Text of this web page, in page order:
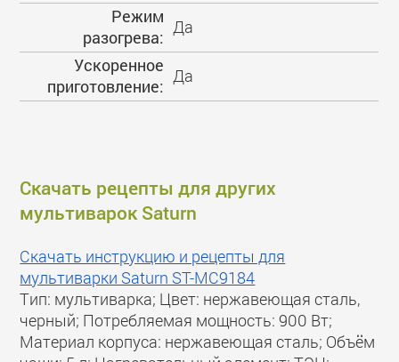
Режим
разогрева:
Да
Ускоренное
приготовление:
Да
Скачать рецепты для других
мультиварок Saturn
Скачать инструкцию и рецепты для
мультиварки Saturn ST-MC9184
Тип: мультиварка; Цвет: нержавеющая сталь,
черный; Потребляемая мощность: 900 Вт;
Материал корпуса: нержавеющая сталь; Объём